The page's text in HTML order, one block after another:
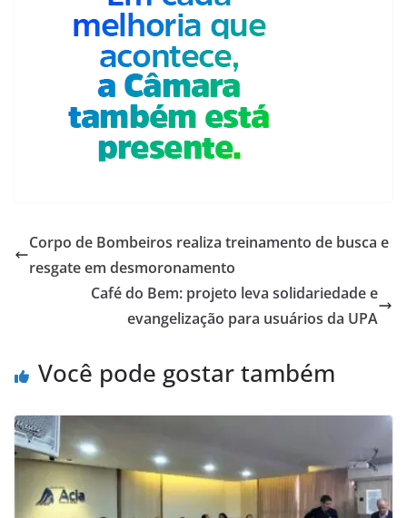
Corpo de Bombeiros realiza treinamento de busca e
resgate em desmoronamento
Café do Bem: projeto leva solidariedade e
evangelização para usuários da UPA
Você pode gostar também